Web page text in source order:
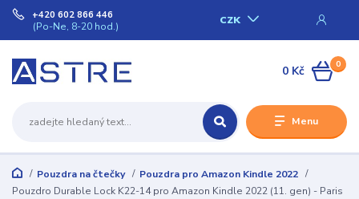
Menu
CZK
+420 602 866 446
(Po-Ne, 8-20 hod.)
0
0 Kč
Pouzdra na čtečky
Pouzdra pro Amazon Kindle 2022
Pouzdro Durable Lock K22-14 pro Amazon Kindle 2022 (11. gen) - Paris